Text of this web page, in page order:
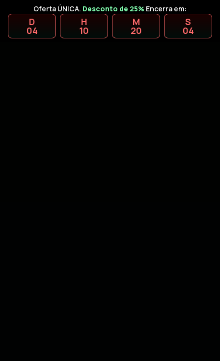
Oferta ÚNICA. Desconto de 25% Encerra em:
D
04
H
10
M
20
S
02